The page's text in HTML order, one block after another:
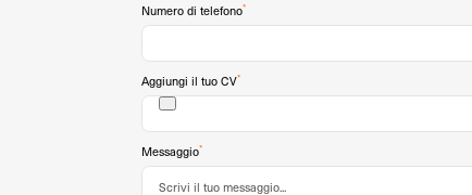
Numero di telefono*
Aggiungi il tuo CV*
Messaggio*